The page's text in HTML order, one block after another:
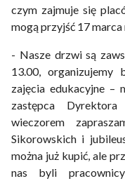
czym zajmuje się
mogą przyjść 17 marca
- Nasze drzwi są
13.00, organizujemy
zajęcia edukacyjne –
zastępca
wieczorem
Sikorowskich i
można już kupić, ale
nas byli